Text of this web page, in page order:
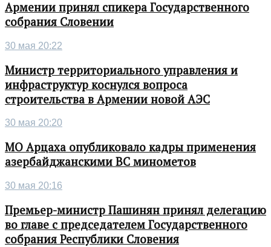
Армении принял спикера Государственного
собрания Словении
30 мая 20:22
Министр территориального управления и
инфраструктур коснулся вопроса
строительства в Армении новой АЭС
30 мая 20:20
МО Арцаха опубликовало кадры применения
азербайджанскими ВС минометов
30 мая 20:16
Премьер-министр Пашинян принял делегацию
во главе с председателем Государственного
собрания Республики Словения